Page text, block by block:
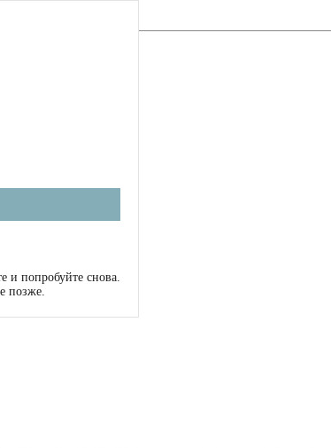
и попробуйте снова.
позже.